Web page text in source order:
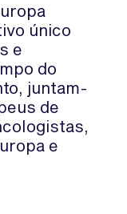
único
e
do
juntam-
de
e